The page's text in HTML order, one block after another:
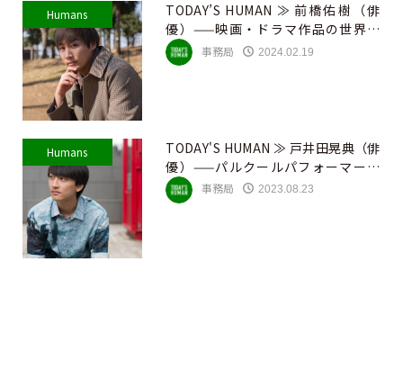
Humans
TODAY’S HUMAN ≫ 前橋佑樹（俳
優）——映画・ドラマ作品の世界に
役として存...
事務局 2024.02.19
Humans
TODAY'S HUMAN ≫ 戸井田晃典（俳
優）——パルクールパフォーマーか
らパルク...
事務局 2023.08.23